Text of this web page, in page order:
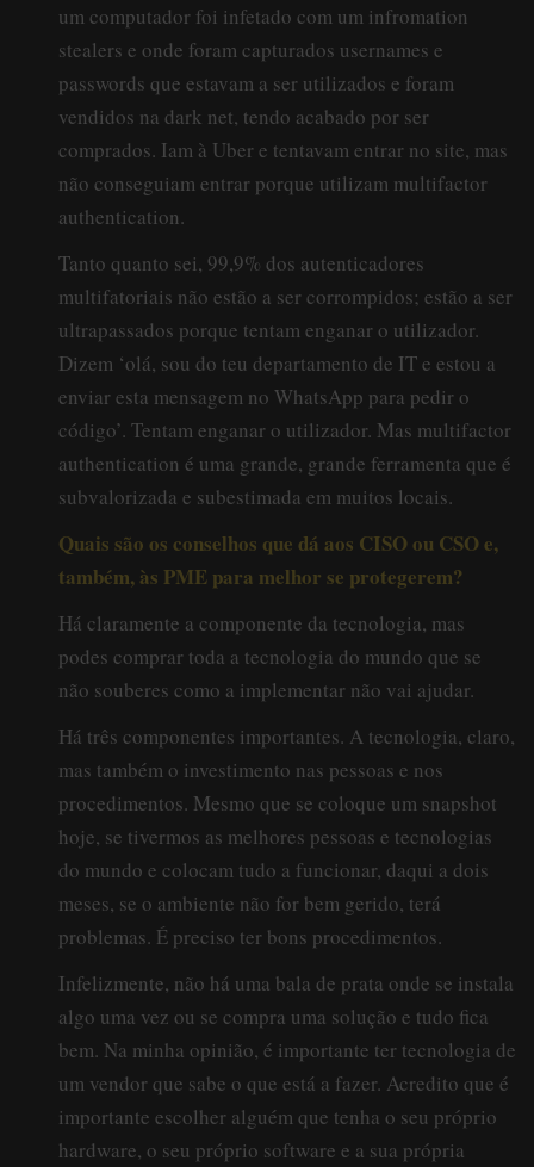
um computador foi infetado com um infromation
stealers e onde foram capturados usernames e
passwords que estavam a ser utilizados e foram
vendidos na dark net, tendo acabado por ser
comprados. Iam à Uber e tentavam entrar no site, mas
não conseguiam entrar porque utilizam multifactor
authentication.
Tanto quanto sei, 99,9% dos autenticadores
multifatoriais não estão a ser corrompidos; estão a ser
ultrapassados porque tentam enganar o utilizador.
Dizem ‘olá, sou do teu departamento de IT e estou a
enviar esta mensagem no WhatsApp para pedir o
código’. Tentam enganar o utilizador. Mas multifactor
authentication é uma grande, grande ferramenta que é
subvalorizada e subestimada em muitos locais.
Quais são os conselhos que dá aos CISO ou CSO e,
também, às PME para melhor se protegerem?
Há claramente a componente da tecnologia, mas
podes comprar toda a tecnologia do mundo que se
não souberes como a implementar não vai ajudar.
Há três componentes importantes. A tecnologia, claro,
mas também o investimento nas pessoas e nos
procedimentos. Mesmo que se coloque um snapshot
hoje, se tivermos as melhores pessoas e tecnologias
do mundo e colocam tudo a funcionar, daqui a dois
meses, se o ambiente não for bem gerido, terá
problemas. É preciso ter bons procedimentos.
Infelizmente, não há uma bala de prata onde se instala
algo uma vez ou se compra uma solução e tudo fica
bem. Na minha opinião, é importante ter tecnologia de
um vendor que sabe o que está a fazer. Acredito que é
importante escolher alguém que tenha o seu próprio
hardware, o seu próprio software e a sua própria